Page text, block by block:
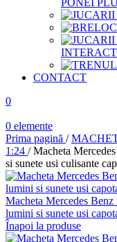
PONEI
CONTACT
0
0 elemente
Prima pagină /
1:24 / Macheta
si sunete usi culisante
Macheta Mercedes
lumini si sunete usi
Înapoi la produse